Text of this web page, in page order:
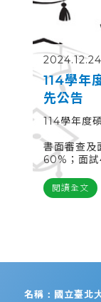
2024.12.24
114學年
先公告
114學年度
書面審查及
60%；面試
閱讀全文
名稱：國立臺北